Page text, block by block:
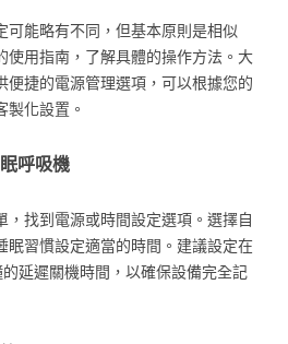
可能略有不同，但基本原則是相似
使用指南，了解具體的操作方法。大
便捷的電源管理選項，可以根據您的
製化設置。
呼吸機
，找到電源或時間設定選項。選擇自
眠習慣設定適當的時間。建議設定在
延遲關機時間，以確保設備完全記